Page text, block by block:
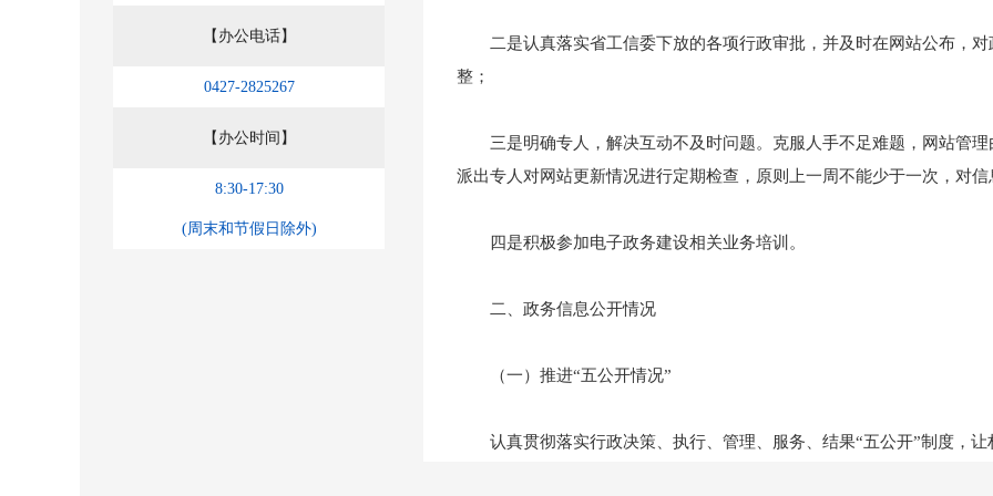
【办公电话】
0427-2825267
【办公时间】
8:30-17:30
(周末和节假日除外)
二是认真落实省工信委下放的各项行政审批，并及时在网站公布，对
整；
三是明确专人，解决互动不及时问题。克服人手不足难题，网站管理
派出专人对网站更新情况进行定期检查，原则上一周不能少于一次，对
四是积极参加电子政务建设相关业务培训。
二、政务信息公开情况
（一）推进“五公开情况”
认真贯彻落实行政决策、执行、管理、服务、结果“五公开”制度，让